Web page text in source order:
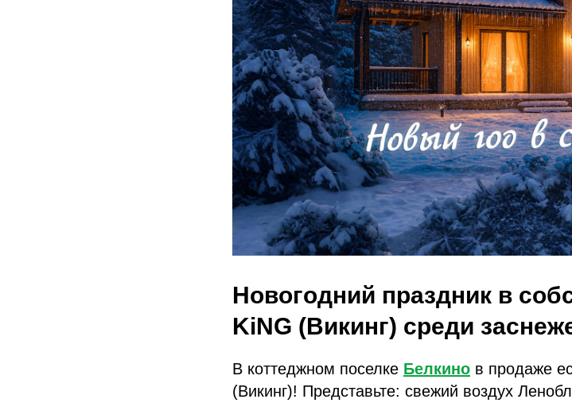
Новогодний праздник в
KiNG (Викинг) среди
В коттеджном поселке Белкино в продаже
(Викинг)! Представьте: свежий воздух